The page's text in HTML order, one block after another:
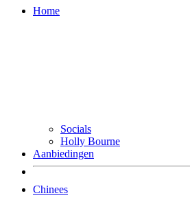
Home
Socials
Holly Bourne
Aanbiedingen
Chinees